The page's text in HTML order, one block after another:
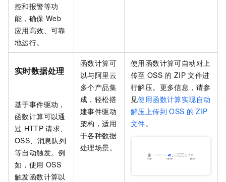
控和报警等功
能，确保 Web
应用高效、可靠
地运行。
实时数据处理
基于事件驱动，
函数计算可以通
过 HTTP 请求、
OSS、消息队列
等自动触发。例
如，使用 OSS
触发函数计算以
函数计算可
以与阿里云
多个产品集
成，轻松搭
建事件驱动
架构，适用
于各种数据
处理场景。
使用函数计算可自动对上
传至 OSS 的 ZIP 文件进
行解压。更多信息，请参
见使用函数计算实现自动
解压上传到 OSS 的 ZIP
文件。